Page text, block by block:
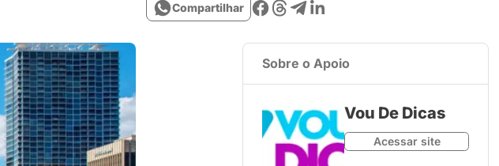
Compartilhar
Sobre o Apoio
Vou De Dicas
Acessar site